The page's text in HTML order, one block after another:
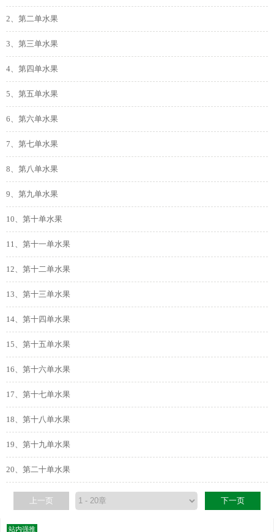
2、第二单水果
3、第三单水果
4、第四单水果
5、第五单水果
6、第六单水果
7、第七单水果
8、第八单水果
9、第九单水果
10、第十单水果
11、第十一单水果
12、第十二单水果
13、第十三单水果
14、第十四单水果
15、第十五单水果
16、第十六单水果
17、第十七单水果
18、第十八单水果
19、第十九单水果
20、第二十单水果
上一页 下一页
站内强推